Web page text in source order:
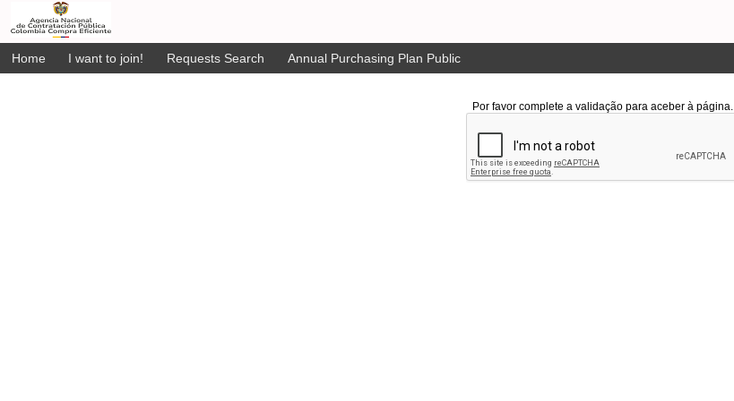
Home I want to join! Requests Search Annual Purchasing Plan Public
Por favor complete a validação para aceber à página.